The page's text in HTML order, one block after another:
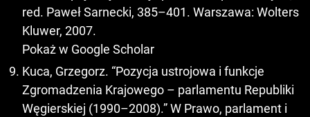
red. Paweł Sarnecki, 385–401. Warszawa: Wolters
Kluwer, 2007.
Pokaż w Google Scholar
Kuca, Grzegorz. “Pozycja ustrojowa i funkcje
Zgromadzenia Krajowego – parlamentu Republiki
Węgierskiej (1990–2008).” W Prawo, parlament i